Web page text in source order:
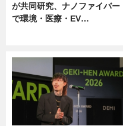
が共同研究、ナノファイバー
で環境・医療・EV…